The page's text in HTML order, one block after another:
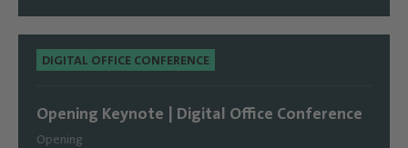
DIGITAL OFFICE CONFERENCE
Opening Keynote | Digital Office Conference
Opening